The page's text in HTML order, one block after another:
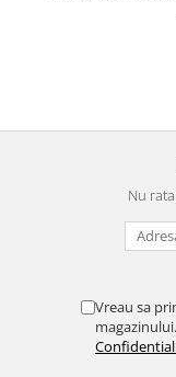
Nu
Vreau sa